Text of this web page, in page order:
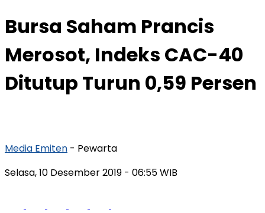
Bursa Saham Prancis
Merosot, Indeks CAC-40
Ditutup Turun 0,59 Persen
Media Emiten - Pewarta
Selasa, 10 Desember 2019 - 06:55 WIB